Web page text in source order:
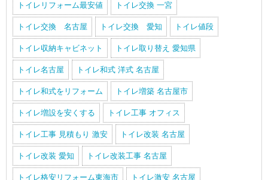
トイレリフォーム最安値 トイレ交換 一宮
トイレ交換 名古屋 トイレ交換 愛知 トイレ値段
トイレ収納キャビネット トイレ取り替え 愛知県
トイレ名古屋 トイレ和式 洋式 名古屋
トイレ和式をリフォーム トイレ増築 名古屋市
トイレ増設を安くする トイレ工事 オフィス
トイレ工事 見積もり 激安 トイレ改装 名古屋
トイレ改装 愛知 トイレ改装工事 名古屋
トイレ格安リフォーム東海市 トイレ激安 名古屋